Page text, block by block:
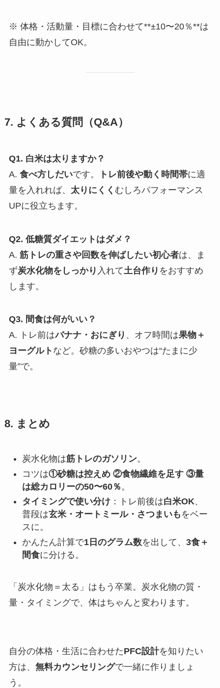
※ 体格・活動量・目標に合わせて**±10〜20％**は
自由に動かしてOK。
7. よくある質問（Q&A）
Q1. 白米は太りますか？
A. 食べ方しだいです。 トレ前後や動く時間帯に適
量を入れれば、 太りにくく むしろパフォーマンス
UPに役立ちます。
Q2. 低糖質ダイエットはダメ？
A. 筋トレの重さや回数を伸ばしたい初心者は、ま
ず炭水化物をしっかり 入れて 土台作り をおすすめ
します。
Q3. 間食は何がいい？
A. トレ前はバナナ・おにぎり 、オフ時間は果物＋
ヨーグルト など。砂糖の多いおやつは“たまに少
量”で。
8. まとめ
炭水化物は筋トレのガソリン。
コツは①砂糖は控えめ ②食物繊維を足す ③量
は総カロリーの50〜60％ 。
タイミングで使い分け：トレ前後は白米OK、
普段は玄米・オートミール・さつまいも をベー
スに。
かんたん計算で1日のグラム数を出して、 3食＋
間食に分ける。
「炭水化物＝太る」はもう卒業。炭水化物の質・
量・タイミングで、体はちゃんと変わります。
自分の体格・生活に合わせたPFC設計を知りたい
方は、 無料カウンセリングで一緒に作りましょ
う。